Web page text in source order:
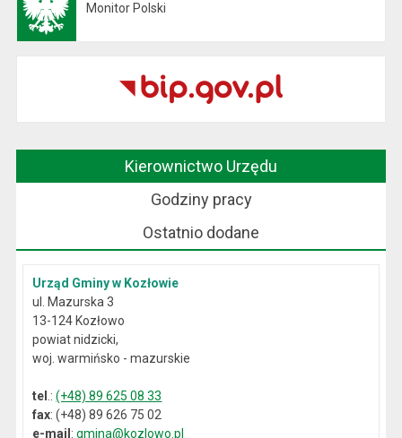
Monitor Polski
Kierownictwo Urzędu
Godziny pracy
Ostatnio dodane
Urząd Gminy w Kozłowie
ul. Mazurska 3
13-124 Kozłowo
powiat nidzicki,
woj. warmińsko - mazurskie
tel .:(+48) 89 625 08 33
fax: (+48) 89 626 75 02
e-mail:gmina@kozlowo.pl